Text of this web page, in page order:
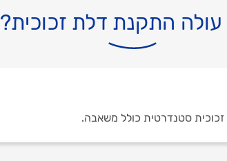
התקנת דלת זכוכית?
סטנדרטית כולל משאבה.